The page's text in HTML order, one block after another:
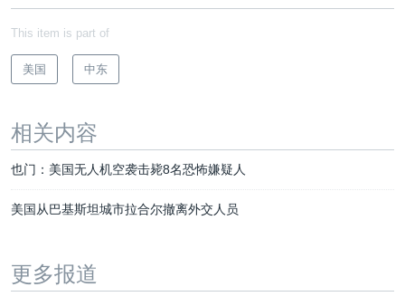
This item is part of
美国 中东
相关内容
也门：美国无人机空袭击毙8名恐怖嫌疑人
美国从巴基斯坦城市拉合尔撤离外交人员
更多报道